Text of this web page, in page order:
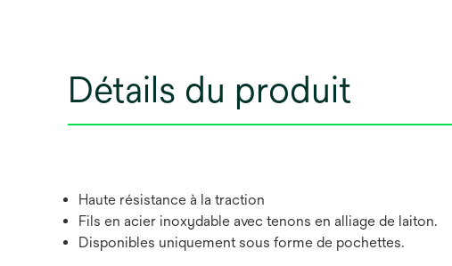
Détails du produit
Haute résistance à la traction
Fils en acier inoxydable avec tenons en alliage de laiton.
Disponibles uniquement sous forme de pochettes.